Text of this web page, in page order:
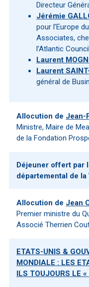
Directeur
Jérémie
pour l’Europe
Associates,
l’Atlantic Council
Laurent
Laurent
général de
Allocution de Jean-
Ministre, Maire de
de la Fondation
Déjeuner offert par
départemental de la
Allocution de Jean
Premier ministre du
Associé Therrien
ETATS-UNIS &
MONDIALE : LES
ILS TOUJOURS LE